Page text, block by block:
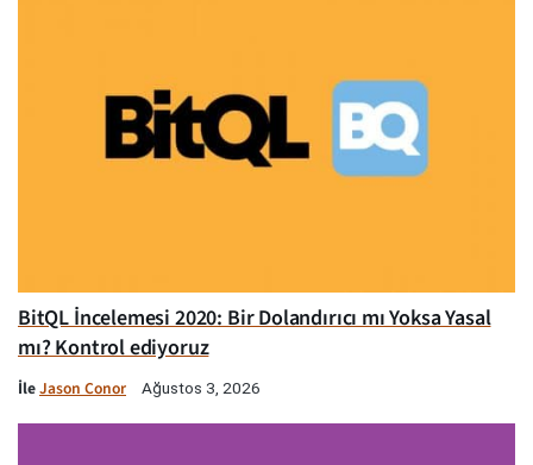
BitQL İncelemesi 2020: Bir Dolandırıcı mı Yoksa Yasal
mı? Kontrol ediyoruz
İleJason Conor Ağustos 3, 2026